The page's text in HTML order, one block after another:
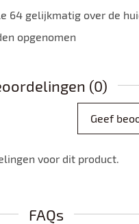
64 gelijkmatig over de
opgenomen
(0)
Geef
voor dit product.
FAQs